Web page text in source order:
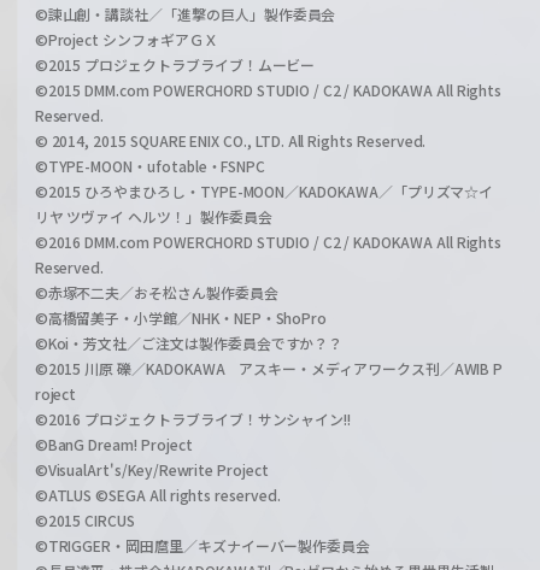
©諫山創・講談社／「進撃の巨人」製作委員会
©Project シンフォギアＧＸ
©2015 プロジェクトラブライブ！ムービー
©2015 DMM.com POWERCHORD STUDIO / C2 / KADOKAWA All Rights
Reserved.
© 2014, 2015 SQUARE ENIX CO., LTD. All Rights Reserved.
©TYPE-MOON・ufotable・FSNPC
©2015 ひろやまひろし・TYPE-MOON／KADOKAWA／「プリズマ☆イ
リヤ ツヴァイ ヘルツ！」製作委員会
©2016 DMM.com POWERCHORD STUDIO / C2 / KADOKAWA All Rights
Reserved.
©赤塚不二夫／おそ松さん製作委員会
©高橋留美子・小学館／NHK・NEP・ShoPro
©Koi・芳文社／ご注文は製作委員会ですか？？
©2015 川原 礫／KADOKAWA アスキー・メディアワークス刊／AWIB P
roject
©2016 プロジェクトラブライブ！サンシャイン!!
©BanG Dream! Project
©VisualArt's/Key/Rewrite Project
©ATLUS ©SEGA All rights reserved.
©2015 CIRCUS
©TRIGGER・岡田麿里／キズナイーバー製作委員会